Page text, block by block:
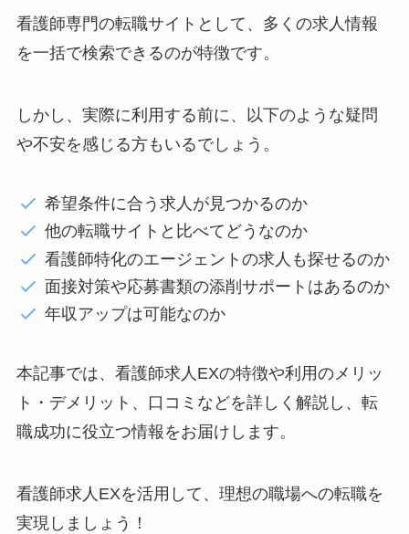
看護師専門の転職サイトとして、多くの求人情報
を一括で検索できるのが特徴です。
しかし、実際に利用する前に、以下のような疑問
や不安を感じる方もいるでしょう。
希望条件に合う求人が見つかるのか
他の転職サイトと比べてどうなのか
看護師特化のエージェントの求人も探せるのか
面接対策や応募書類の添削サポートはあるのか
年収アップは可能なのか
本記事では、看護師求人EXの特徴や利用のメリッ
ト・デメリット、口コミなどを詳しく解説し、転
職成功に役立つ情報をお届けします。
看護師求人EXを活用して、理想の職場への転職を
実現しましょう！